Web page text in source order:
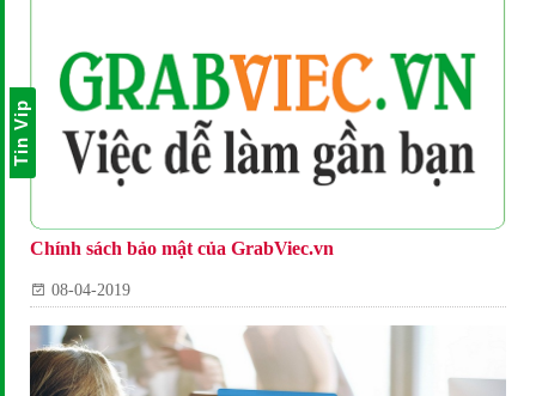
Tin Vip
Chính sách bảo mật của GrabViec.vn
08-04-2019